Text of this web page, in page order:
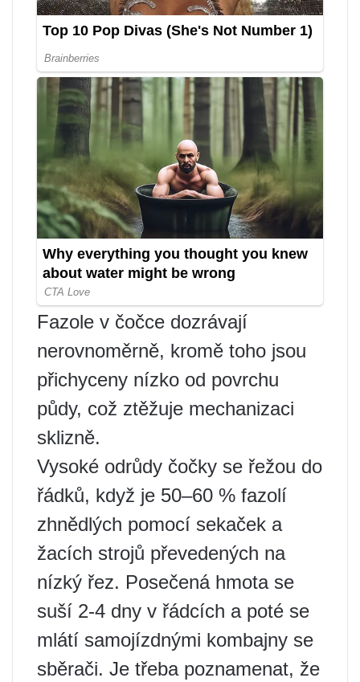
Fazole v čočce dozrávají
nerovnoměrně, kromě toho jsou
přichyceny nízko od povrchu
půdy, což ztěžuje mechanizaci
sklizně.
Vysoké odrůdy čočky se řežou do
řádků, když je 50–60 % fazolí
zhnědlých pomocí sekaček a
žacích strojů převedených na
nízký řez. Posečená hmota se
suší 2-4 dny v řádcích a poté se
mlátí samojízdnými kombajny se
sběrači. Je třeba poznamenat, že